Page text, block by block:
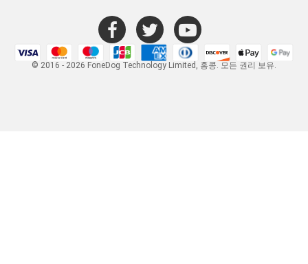
© 2016 - 2026 FoneDog Technology Limited, 홍콩. 모든 권리 보유.